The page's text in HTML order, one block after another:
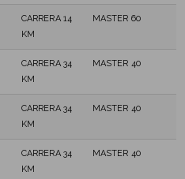
CARRERA 14
KM
MASTER 60
CARRERA 34
KM
MASTER 40
CARRERA 34
KM
MASTER 40
CARRERA 34
KM
MASTER 40